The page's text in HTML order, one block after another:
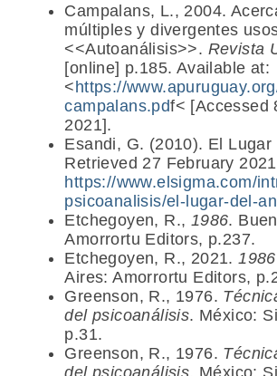
Campalans, L., 2004.
múltiples y divergentes
<<Autoanálisis>>. Revista
[online] p.185. Available at:
<https://
campalans.pdf< [Accessed
2021].
Esandi, G. (2010). El Lugar
Retrieved 27 February
https://www.elsigma.com/
psicoanalisis/el-lugar-del-
Etchegoyen, R., 1986.
Amorrortu Editors, p.237.
Etchegoyen, R., 2021. 1986
Aires: Amorrortu Editors,
Greenson, R., 1976.
del psicoanálisis. México:
p.31.
Greenson, R., 1976.
del psicoanálisis. México: